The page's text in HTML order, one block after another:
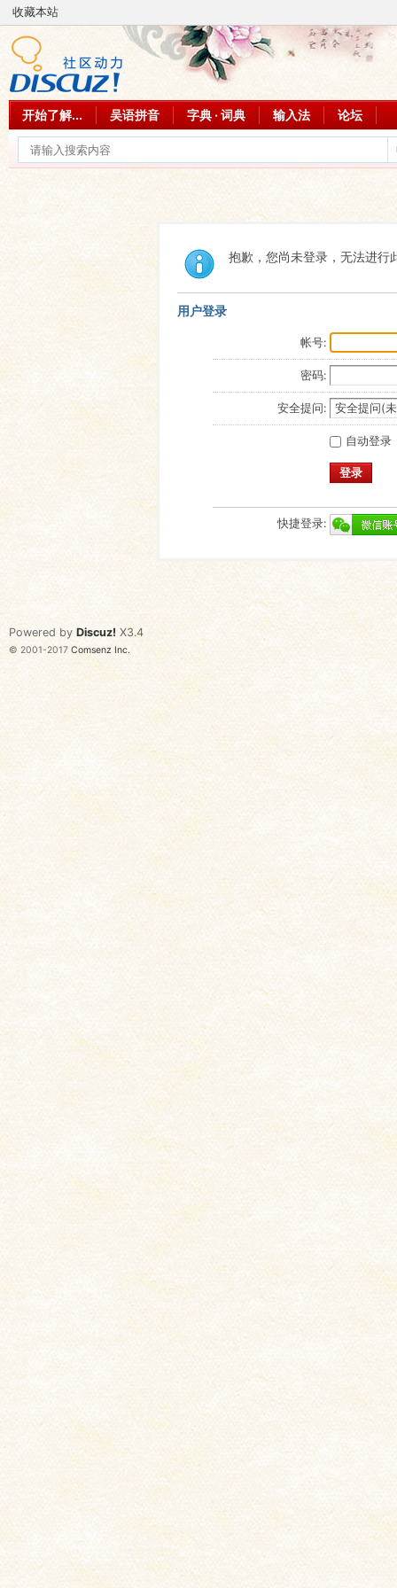
收藏本站
开始了解... 吴语拼音 字典 · 词典 输入法 论坛
抱歉，您尚未登录，无法进行
用户登录
帐号:
密码:
安全提问:
自动登录
登录
快捷登录:
Powered by Discuz! X3.4
© 2001-2017 Comsenz Inc.